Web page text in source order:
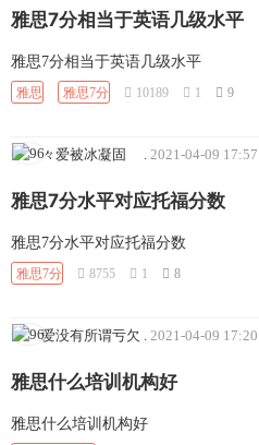
雅思7分相当于英语几级水平
雅思7分相当于英语几级水平
雅思 雅思7分 10189 1 9
々爱被冰凝固ゝ 2021-04-09 17:57
雅思7分水平对应托福分数
雅思7分水平对应托福分数
雅思7分 8755 1 8
爱没有所谓亏欠 2021-04-09 17:20
雅思什么培训机构好
雅思什么培训机构好